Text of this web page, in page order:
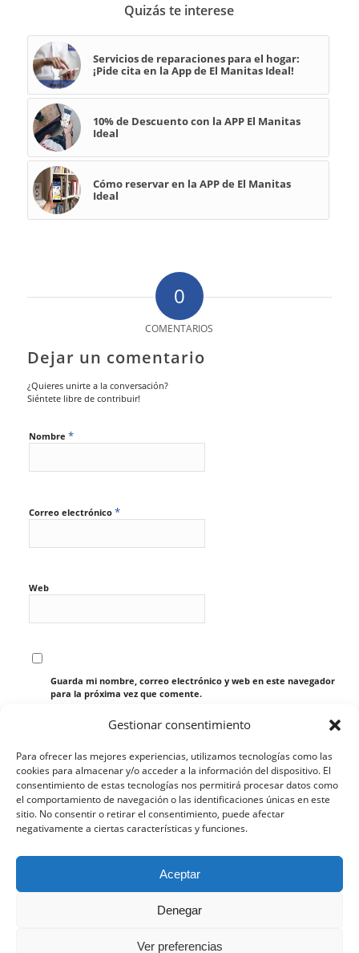
Gestionar consentimiento
Para ofrecer las mejores experiencias, utilizamos tecnologías como las
cookies para almacenar y/o acceder a la información del dispositivo. El
consentimiento de estas tecnologías nos permitirá procesar datos como
el comportamiento de navegación o las identificaciones únicas en este
sitio. No consentir o retirar el consentimiento, puede afectar
negativamente a ciertas características y funciones.
Aceptar
Denegar
Ver preferencias
Quizás te interese
Servicios de reparaciones para el hogar:
¡Pide cita en la App de El Manitas Ideal!
10% de Descuento con la APP El Manitas
Ideal
Cómo reservar en la APP de El Manitas
Ideal
0
COMENTARIOS
Dejar un comentario
¿Quieres unirte a la conversación?
Siéntete libre de contribuir!
Nombre *
Correo electrónico *
Web
Guarda mi nombre, correo electrónico y web en este navegador
para la próxima vez que comente.
su navegación y ofrecerle un servicio más personalizado.
Continuar navegando implica la aceptación de nuestra
política de cookies, pinche el enlace para mayor información.